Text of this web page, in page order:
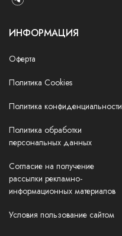
ИНФОРМАЦИЯ
Оферта
Политика Cookies
Политика конфиденциальности
Политика обработки
персональных данных
Согласие на получение
рассылки рекламно-
информационных материалов
Условия пользование сайтом